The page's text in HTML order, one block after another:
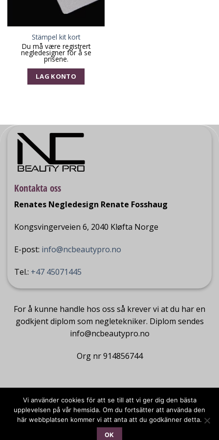
Stämpel kit kort
Du må være registrert
negledesigner for å se
prisene.
LAG KONTO
Kontakta oss
Renates Negledesign Renate Fosshaug
Kongsvingerveien 6, 2040 Kløfta Norge
E-post: info@ncbeautypro.no
Tel.: +47 45071445
For å kunne handle hos oss så krever vi at du har en
godkjent diplom som negletekniker. Diplom sendes
info@ncbeautypro.no
Org nr 914856744
Copyright 2018 © NC Beauty pro
Vi använder cookies för att se till att vi ger dig den bästa
upplevelsen på vår hemsida. Om du fortsätter att använda den
här webbplatsen kommer vi att anta att du godkänner detta.
OK